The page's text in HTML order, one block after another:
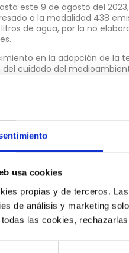
usa cookies
propias y de terceros.
de análisis y marketing
todas las cookies,
este 9 de agosto del
a la modalidad 438
de agua, por la no
en la adopción de la
cuidado del
DTE?
las cuales los
ha habilitado un tercer
1 de enero del 2024.
de GuruSoft: «El Salvador es
de este sistema, si lo
grupo #3, considerando que
digitalización está siendo